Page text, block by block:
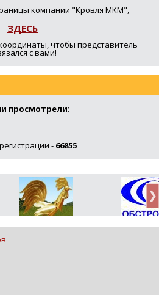
компании "Кровля МКМ",
ЗДЕСЬ
чтобы представитель
с вами!
просмотрели:
- 66855